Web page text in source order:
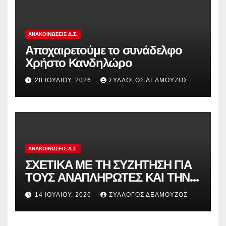
ΑΝΑΚΟΙΝΏΣΕΙΣ Δ.Σ.
Αποχαιρετούμε το συνάδελφο
Χρήστο Κανδηλώρο
28 ΙΟΥΛΊΟΥ, 2026 ΣΎΛΛΟΓΟΣ ΔΕΛΜΟΎΖΟΣ
ΑΝΑΚΟΙΝΏΣΕΙΣ Δ.Σ.
ΣΧΕΤΙΚΑ ΜΕ ΤΗ ΣΥΖΗΤΗΣΗ ΓΙΑ
ΤΟΥΣ ΑΝΑΠΛΗΡΩΤΕΣ ΚΑΙ ΤΗΝ
ΠΑΡΑΠΟΜΠΗ ΤΗΣ ΕΛΛΑΔΑΣ
ΣΤΟ ΕΥΡΩΠΑΪΚΟ ΔΙΚΑΣΤΗΡΙΟ
14 ΙΟΥΛΊΟΥ, 2026 ΣΎΛΛΟΓΟΣ ΔΕΛΜΟΎΖΟΣ